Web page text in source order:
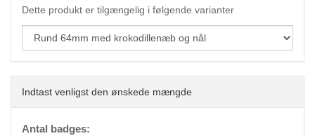
Dette produkt er tilgængelig i følgende varianter
Indtast venligst den ønskede mængde
Antal badges: